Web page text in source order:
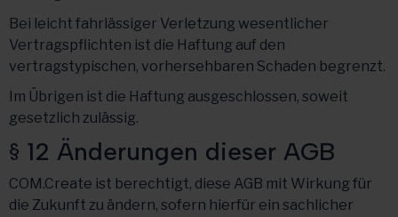
Bei leicht fahrlässiger Verletzung wesentlicher
Vertragspflichten ist die Haftung auf den
vertragstypischen, vorhersehbaren Schaden begrenzt.
Im Übrigen ist die Haftung ausgeschlossen, soweit
gesetzlich zulässig.
§ 12 Änderungen dieser AGB
COM.Create ist berechtigt, diese AGB mit Wirkung für
die Zukunft zu ändern, sofern hierfür ein sachlicher